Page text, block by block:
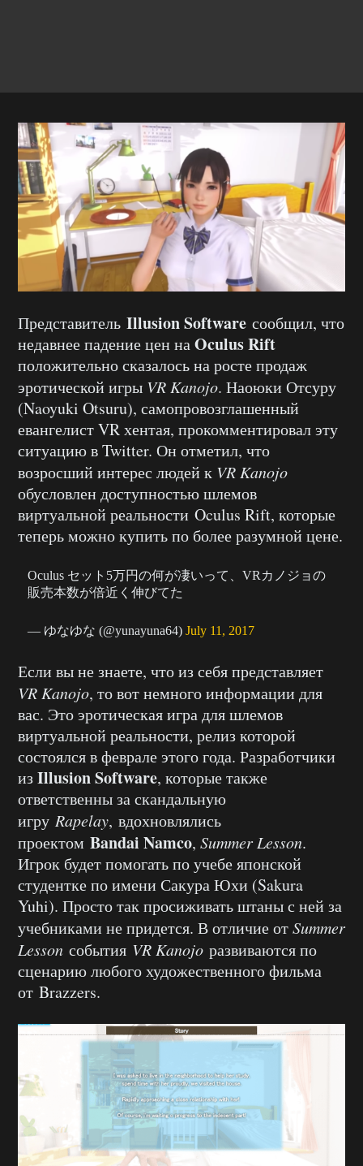
Представитель Illusion Software сообщил, что
недавнее падение цен наOculus Rift
положительно сказалось на росте продаж
эротической игры VR Kanojo. Наоюки Отсуру
(Naoyuki Otsuru), самопровозглашенный
евангелист VR хентая, прокомментировал эту
ситуацию в Twitter. Он отметил, что
возросший интерес людей к VR Kanojo
обусловлен доступностью шлемов
виртуальной реальности Oculus Rift, которые
теперь можно купить по более разумной цене.
Oculus セット5万円の何が凄いって、VRカノジョの
販売本数が倍近く伸びてた
— ゆなゆな (@yunayuna64)July 11, 2017
Если вы не знаете, что из себя представляет
VR Kanojo, то вот немного информации для
вас. Это эротическая игра для шлемов
виртуальной реальности, релиз которой
состоялся в феврале этого года. Разработчики
изIllusion Software, которые также
ответственны за скандальную
игру Rapelay, вдохновлялись
проектом Bandai Namco, Summer Lesson.
Игрок будет помогать по учебе японской
студентке по имени Сакура Юхи (Sakura
Yuhi). Просто так просиживать штаны с ней за
учебниками не придется. В отличие отSummer
Lesson события VR Kanojo развиваются по
сценарию любого художественного фильма
от Brazzers.